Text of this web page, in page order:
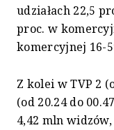
udziałach 22,5
proc. w
komercyjnej 16-
Z kolei w TVP 2
(od 20.24 do
4,42 mln